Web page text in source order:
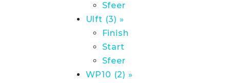
Sfeer
Ulft (3) »
Finish
Start
Sfeer
WP10 (2) »